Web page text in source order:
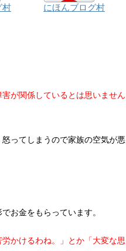
村 にほんブログ村
が関係しているとは思いません
ってしまうので家族の空気が悪
お金をもらっています。
かけるわね。」とか「大変な思